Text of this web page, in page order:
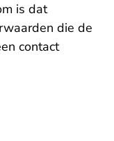
is dat
die de
contact